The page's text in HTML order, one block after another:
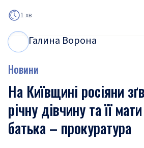
1 хв
Галина Ворона
Новини
На Київщині росіяни
річну дівчину та її
батька – прокуратура